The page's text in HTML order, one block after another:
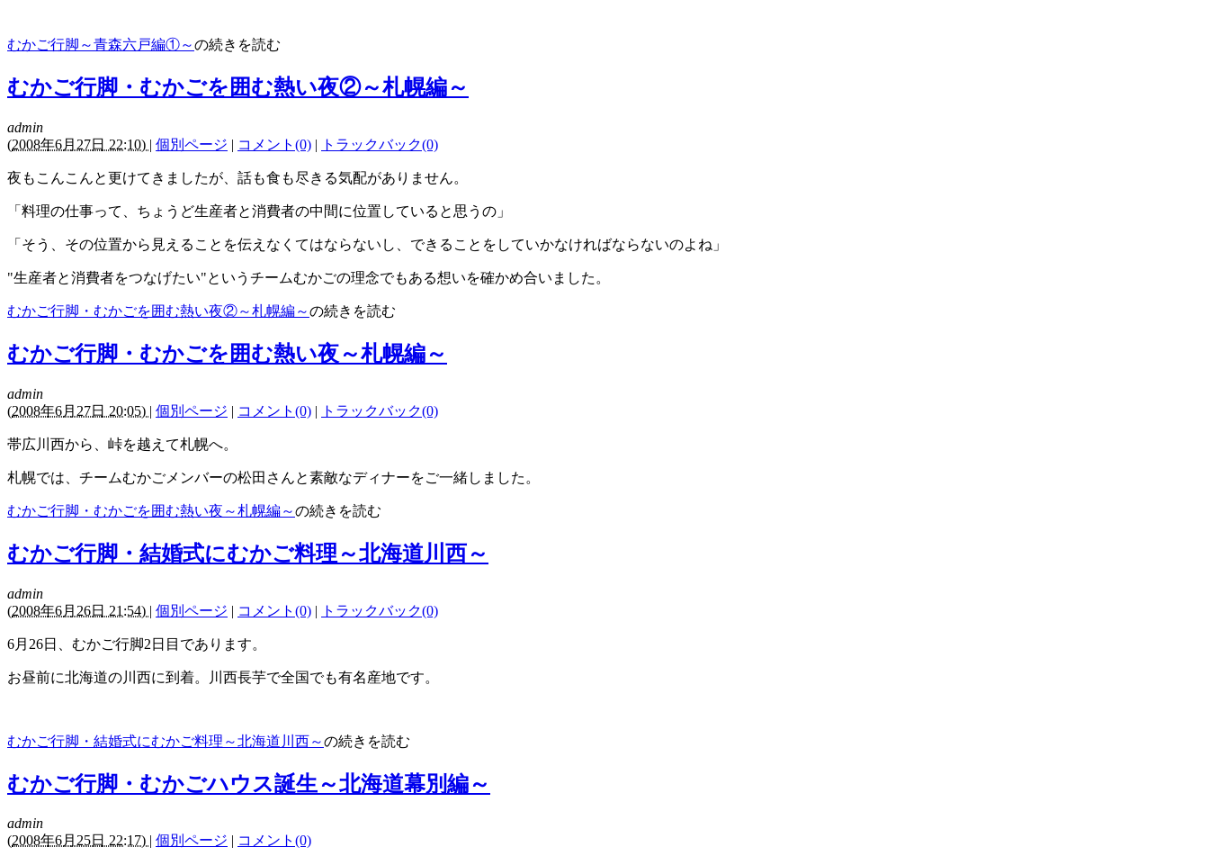
むかご行脚～青森六戸編①～の続きを読む
むかご行脚・むかごを囲む熱い夜②～札幌編～
admin
(2008年6月27日 22:10) | 個別ページ | コメント(0) | トラックバック(0)
夜もこんこんと更けてきましたが、話も食も尽きる気配がありません。
「料理の仕事って、ちょうど生産者と消費者の中間に位置していると思うの」
「そう、その位置から見えることを伝えなくてはならないし、できることをしていかなければならないのよね」
"生産者と消費者をつなげたい"というチームむかごの理念でもある想いを確かめ合いました。
むかご行脚・むかごを囲む熱い夜②～札幌編～の続きを読む
むかご行脚・むかごを囲む熱い夜～札幌編～
admin
(2008年6月27日 20:05) | 個別ページ | コメント(0) | トラックバック(0)
帯広川西から、峠を越えて札幌へ。
札幌では、チームむかごメンバーの松田さんと素敵なディナーをご一緒しました。
むかご行脚・むかごを囲む熱い夜～札幌編～の続きを読む
むかご行脚・結婚式にむかご料理～北海道川西～
admin
(2008年6月26日 21:54) | 個別ページ | コメント(0) | トラックバック(0)
6月26日、むかご行脚2日目であります。
お昼前に北海道の川西に到着。川西長芋で全国でも有名産地です。
むかご行脚・結婚式にむかご料理～北海道川西～の続きを読む
むかご行脚・むかごハウス誕生～北海道幕別編～
admin
(2008年6月25日 22:17) 個別ページ コメント(0)